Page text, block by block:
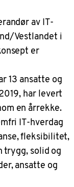
av IT-
Vestlandet i
er
13 ansatte og
har levert
en årrekke.
IT-hverdag
fleksibilitet,
trygg, solid og
ansatte og